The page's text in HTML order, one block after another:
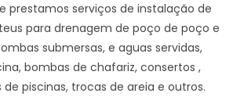
prestamos serviços de instalação de
para drenagem de poço de poço e
submersas, e aguas servidas,
bombas de chafariz, consertos ,
piscinas, trocas de areia e outros.